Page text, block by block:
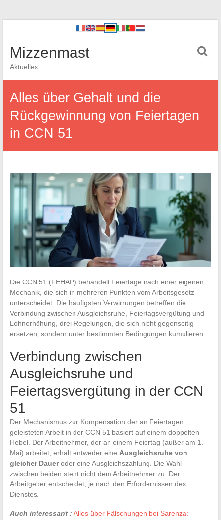
Mizzenmast
Aktuelles
Alles über Gehalt und die
Rückgewinnung von Feiertagen
in CCN 51
Die CCN 51 (FEHAP) behandelt Feiertage nach einer eigenen
Mechanik, die sich in mehreren Punkten vom Arbeitsgesetz
unterscheidet. Die häufigsten Verwirrungen betreffen die
Verbindung zwischen Ausgleichsruhe, Feiertagsvergütung und
Lohnerhöhung, drei Regelungen, die sich nicht gegenseitig
ersetzen, sondern unter bestimmten Bedingungen kumulieren.
Verbindung zwischen
Ausgleichsruhe und
Feiertagsvergütung in der CCN
51
Der Mechanismus zur Kompensation der an Feiertagen
geleisteten Arbeit in der CCN 51 basiert auf einem doppelten
Hebel. Der Arbeitnehmer, der an einem Feiertag (außer am 1.
Mai) arbeitet, erhält entweder eine Ausgleichsruhe von
gleicher Daueroder eine Ausgleichszahlung. Die Wahl
zwischen beiden steht nicht dem Arbeitnehmer zu: Der
Arbeitgeber entscheidet, je nach den Erfordernissen des
Dienstes.
Auch interessant : Alles über Fälschungen bei Sarenza: